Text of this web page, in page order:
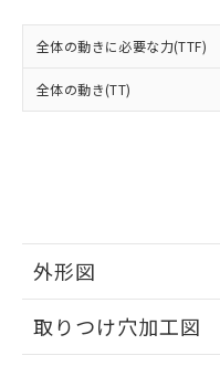
全体の動きに必要な力(TTF)
全体の動き(TT)
外形図
取りつけ穴加工図
引・商談に
をご了承く
※当社の共
の共同利用
とができます。
51物質の非含有
欄に対応日を記載
既に当社にて対
していることか
り、2022年1月12
す。